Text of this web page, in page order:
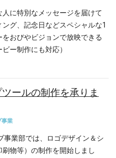
人に特別なメッセージを届けて
グ、記念日などスペシャルな1
おびやビジョンで放映できる
ー制作にも対応）
ールの制作を承りま
事業
事業部では、ロゴデザイン＆シ
物等）の制作を開始しまし